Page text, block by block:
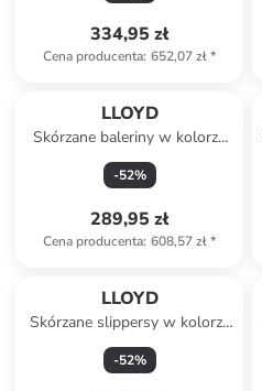
334,95 zł
Cena producenta: 652,07 zł*
LLOYD
Skórzane baleriny w kolorze
beżowym
-52%
289,95 zł
Cena producenta: 608,57 zł*
LLOYD
Skórzane slippersy w kolorze
beżowym
-52%